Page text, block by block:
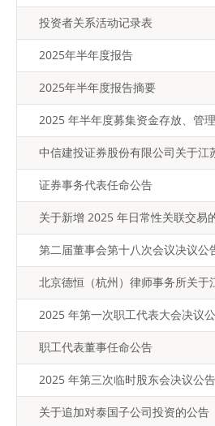
投资者关系活动记录表
2025年半年度报告
2025年半年度报告摘要
2025 年半年度募集资金存放、管
中信建投证券股份有限公司关于
证券事务代表任命公告
关于新增 2025 年日常性关联交易
第二届董事会第十八次会议决议公
北京德恒（杭州）律师事务所关
2025 年第一次职工代表大会决议
职工代表董事任命公告
2025 年第三次临时股东会决议公告
关于追加对泰国子公司投资的公告